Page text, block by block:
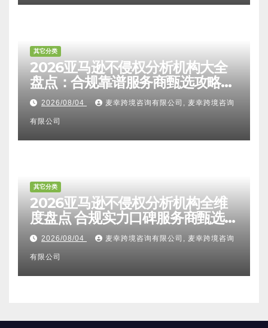
其它分类
2026亚马逊不侵权分析机构大全
其它分类
2026亚马逊不侵权分析机构全维